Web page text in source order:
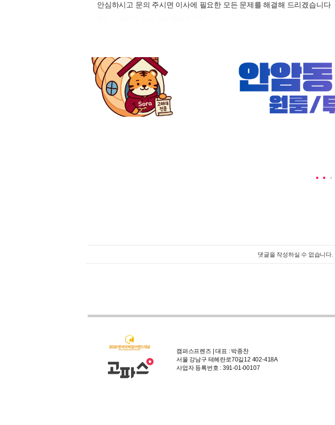
안심하시고 문의 주시면 이사에 필요한 모든 문제를 해결해 드리겠습니다
댓글을 작성하실 수 없습니다.
캠퍼스프렌즈 | 대표 : 박종찬
서울 강남구 테헤란로70길12 402-418A
사업자 등록번호 : 391-01-00107